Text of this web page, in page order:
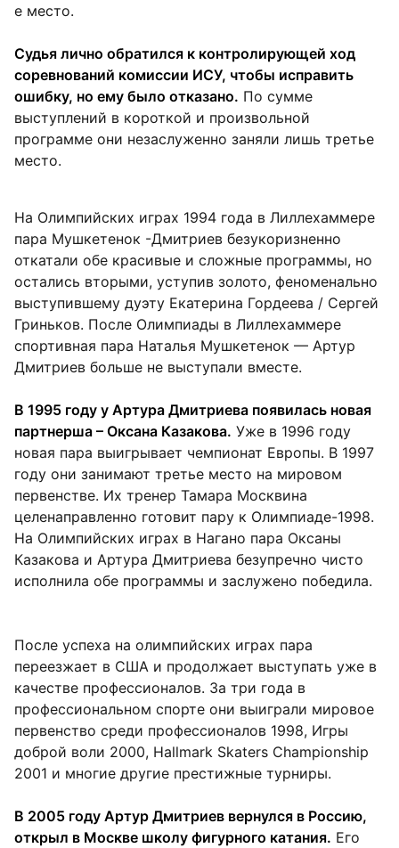
е место.
Судья лично обратился к контролирующей ход
соревнований комиссии ИСУ, чтобы исправить
ошибку, но ему было отказано. По сумме
выступлений в короткой и произвольной
программе они незаслуженно заняли лишь третье
место.
На Олимпийских играх 1994 года в Лиллехаммере
пара Мушкетенок -Дмитриев безукоризненно
откатали обе красивые и сложные программы, но
остались вторыми, уступив золото, феноменально
выступившему дуэту Екатерина Гордеева / Сергей
Гриньков. После Олимпиады в Лиллехаммере
спортивная пара Наталья Мушкетенок — Артур
Дмитриев больше не выступали вместе.
В 1995 году у Артура Дмитриева появилась новая
партнерша – Оксана Казакова. Уже в 1996 году
новая пара выигрывает чемпионат Европы. В 1997
году они занимают третье место на мировом
первенстве. Их тренер Тамара Москвина
целенаправленно готовит пару к Олимпиаде-1998.
На Олимпийских играх в Нагано пара Оксаны
Казакова и Артура Дмитриева безупречно чисто
исполнила обе программы и заслужено победила.
После успеха на олимпийских играх пара
переезжает в США и продолжает выступать уже в
качестве профессионалов. За три года в
профессиональном спорте они выиграли мировое
первенство среди профессионалов 1998, Игры
доброй воли 2000, Hallmark Skaters Championship
2001 и многие другие престижные турниры.
В 2005 году Артур Дмитриев вернулся в Россию,
открыл в Москве школу фигурного катания. Его